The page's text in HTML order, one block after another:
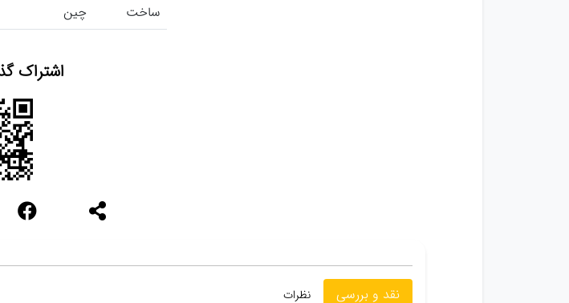
ساخت
چین
اشتراک
نقد و بررسی نظرات